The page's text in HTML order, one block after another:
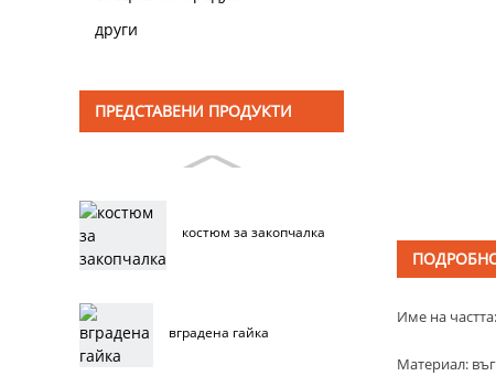
други
ПРЕДСТАВЕНИ ПРОДУКТИ
костюм за закопчалка
вградена гайка
Име на частта:
Материал: